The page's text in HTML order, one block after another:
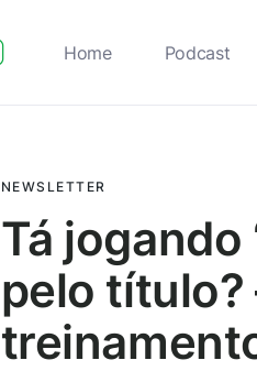
Home Podcast
NEWSLETTER
Tá jogando
pelo título?